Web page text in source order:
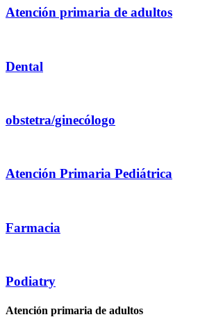
Atención primaria de adultos
Dental
obstetra/ginecólogo
Atención Primaria Pediátrica
Farmacia
Podiatry
Atención primaria de adultos